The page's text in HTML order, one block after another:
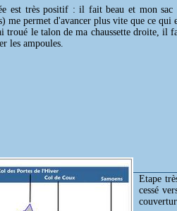
est très positif : il fait beau et mon sac
me permet d'avancer plus vite que ce qui
troué le talon de ma chaussette droite, il
les ampoules.
Etape
cessé